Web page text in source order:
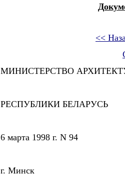
<<
МИНИСТЕРСТВО
РЕСПУБЛИКИ БЕЛАРУСЬ
6 марта 1998 г. N 94
г. Минск